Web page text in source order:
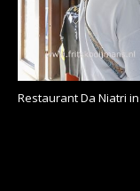
Restaurant Da Niatri